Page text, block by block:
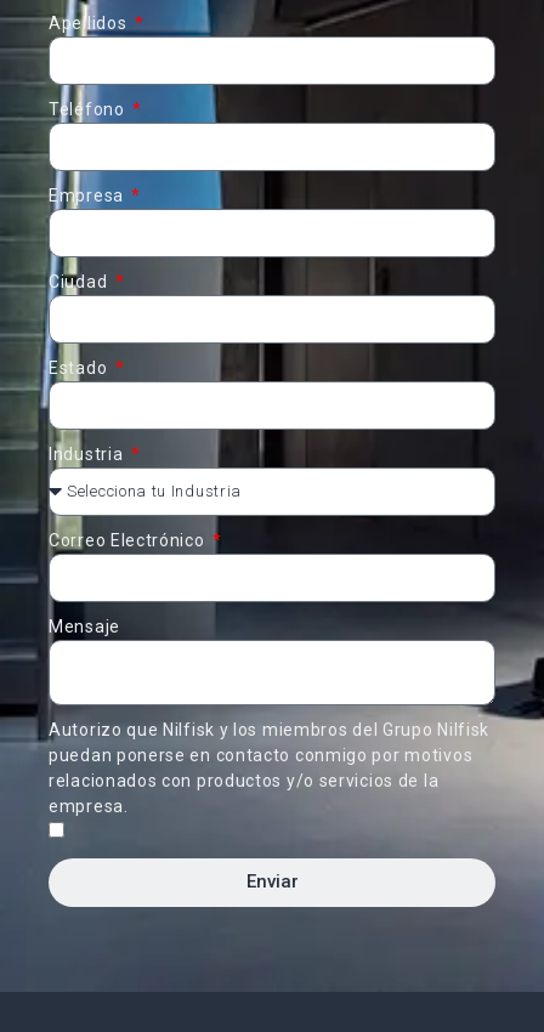
Apellidos
Teléfono
Empresa
Ciudad
Estado
Industria
Correo Electrónico
Mensaje
Autorizo que Nilfisk y los miembros del Grupo Nilfisk
puedan ponerse en contacto conmigo por motivos
relacionados con productos y/o servicios de la
empresa.
Enviar